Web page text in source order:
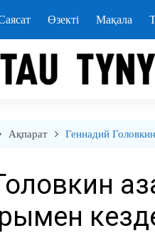
Өзекті Мақала
Ақпарат Геннадий